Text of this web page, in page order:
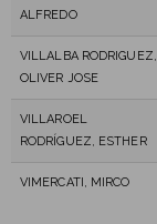
ALFREDO
VILLALBA RODRIGUEZ,
OLIVER JOSE
VILLAROEL
RODRÍGUEZ, ESTHER
VIMERCATI, MIRCO